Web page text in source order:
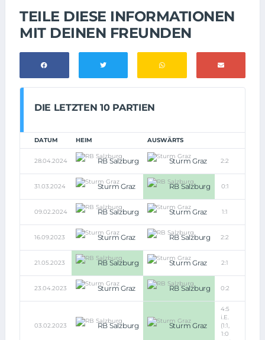
TEILE DIESE INFORMATIONEN
MIT DEINEN FREUNDEN
DIE LETZTEN 10 PARTIEN
DATUM HEIM AUSWÄRTS
28.04.2024 RB Salzburg Sturm Graz 2:2
31.03.2024 Sturm Graz RB Salzburg 0:1
09.02.2024 RB Salzburg Sturm Graz 1:1
16.09.2023 Sturm Graz RB Salzburg 2:2
21.05.2023 RB Salzburg Sturm Graz 2:1
23.04.2023 Sturm Graz RB Salzburg 0:2
03.02.2023 RB Salzburg Sturm Graz
4:5
i.E.
(1:1,
1:0